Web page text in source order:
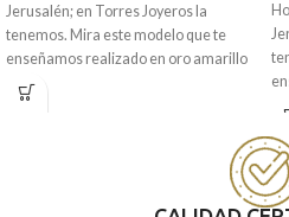
Jerusalén; en Torres Joyeros la
tenemos. Mira este modelo que te
enseñamos realizado en oro amarillo
de 18 kilates, con medidas de 22 x 19
mm y preciosas filigranas caladas que
Recógela en nuestras tiendas de
Málaga y Melilla, o cómprala online